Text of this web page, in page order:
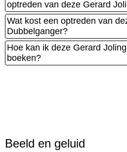
optreden van deze Gerard
Wat kost een optreden van
Dubbelganger?
Hoe kan ik deze Gerard
boeken?
Beeld en geluid